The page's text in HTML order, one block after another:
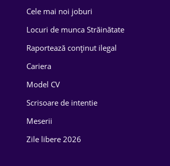
Drept
Educație / Training
Energetică
Farma
Cele mai noi joburi
Locuri de munca Străinătate
Raportează conținut ilegal
Cariera
Model CV
Scrisoare de intentie
Meserii
Zile libere 2026